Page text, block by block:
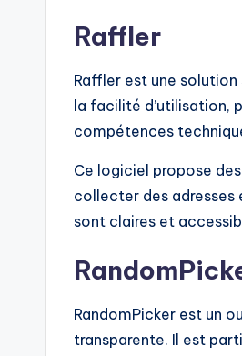
Raffler
Raffler est une
la facilité d’utilisation,
compétences
Ce logiciel propose
collecter des adresses
sont claires et
RandomPicker est un
transparente. Il est